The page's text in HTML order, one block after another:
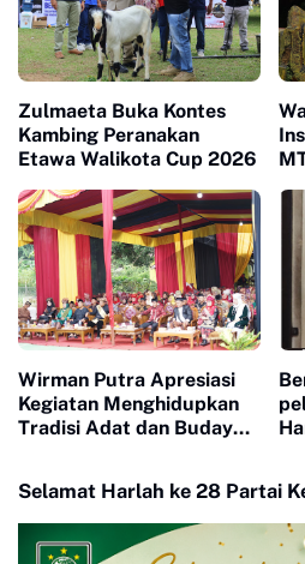
Zulmaeta Buka Kontes
Kambing Peranakan
Etawa Walikota Cup 2026
Wirman Putra Apresiasi
Kegiatan Menghidupkan
Tradisi Adat dan Budaya
Selamat Harlah ke 28 Partai